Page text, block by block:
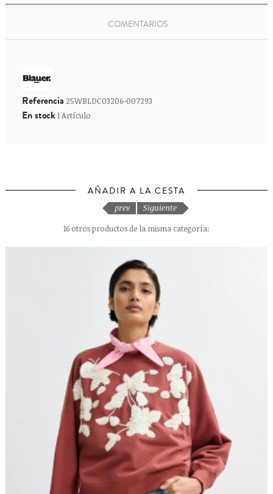
COMENTARIOS
Referencia 25WBLDC03206-007293
En stock1 Artículo
AÑADIR A LA CESTA
16 otros productos de la misma categoría:
prev Siguiente